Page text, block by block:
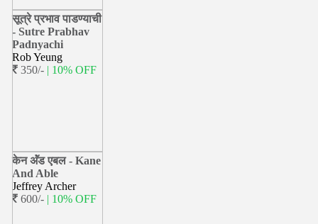
सूत्रे प्रभाव पाडण्याची
- Sutre Prabhav
Padnyachi
Rob Yeung
350/- | 10% OFF
केन अ‍ॅंड एबल - Kane
And Able
Jeffrey Archer
600/- | 10% OFF